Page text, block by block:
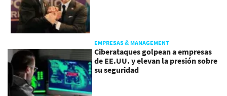
EMPRESAS & MANAGEMENT
Ciberataques golpean a empresas
de EE.UU. y elevan la presión sobre
su seguridad